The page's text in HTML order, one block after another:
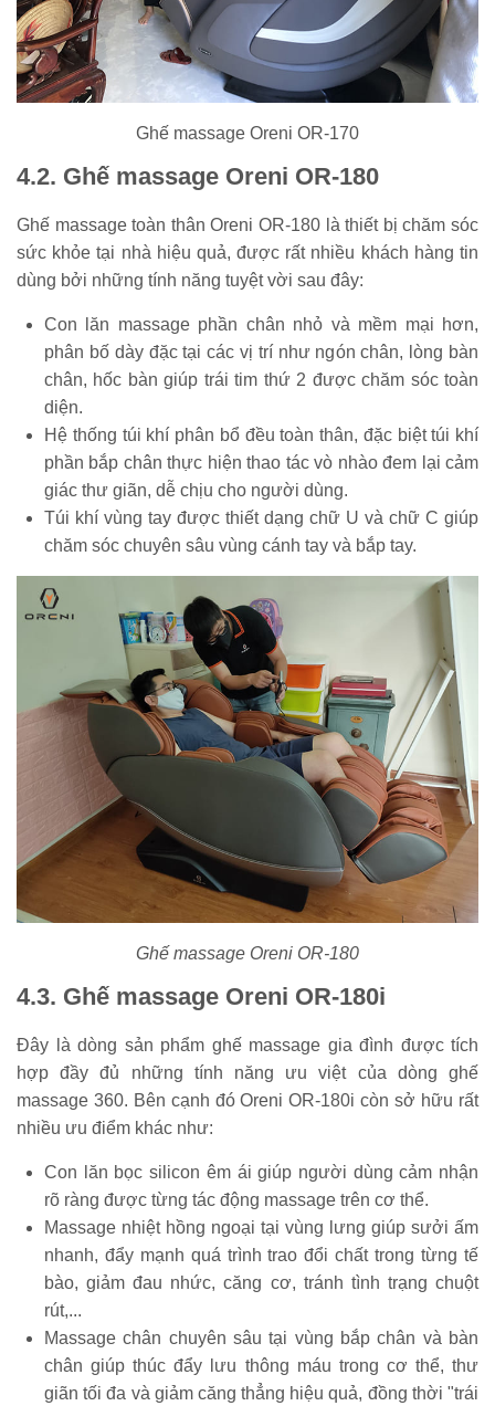
Ghế massage Oreni OR-170
4.2. Ghế massage Oreni OR-180
Ghế massage toàn thân Oreni OR-180 là thiết bị chăm sóc
sức khỏe tại nhà hiệu quả, được rất nhiều khách hàng tin
dùng bởi những tính năng tuyệt vời sau đây:
Con lăn massage phần chân nhỏ và mềm mại hơn,
phân bố dày đặc tại các vị trí như ngón chân, lòng bàn
chân, hốc bàn giúp trái tim thứ 2 được chăm sóc toàn
diện.
Hệ thống túi khí phân bổ đều toàn thân, đặc biệt túi khí
phần bắp chân thực hiện thao tác vò nhào đem lại cảm
giác thư giãn, dễ chịu cho người dùng.
Túi khí vùng tay được thiết dạng chữ U và chữ C giúp
chăm sóc chuyên sâu vùng cánh tay và bắp tay.
Ghế massage Oreni OR-180
4.3. Ghế massage Oreni OR-180i
Đây là dòng sản phẩm ghế massage gia đình được tích
hợp đầy đủ những tính năng ưu việt của dòng ghế
massage 360. Bên cạnh đó Oreni OR-180i còn sở hữu rất
nhiều ưu điểm khác như:
Con lăn bọc silicon êm ái giúp người dùng cảm nhận
rõ ràng được từng tác động massage trên cơ thể.
Massage nhiệt hồng ngoại tại vùng lưng giúp sưởi ấm
nhanh, đẩy mạnh quá trình trao đổi chất trong từng tế
bào, giảm đau nhức, căng cơ, tránh tình trạng chuột
rút,...
Massage chân chuyên sâu tại vùng bắp chân và bàn
chân giúp thúc đẩy lưu thông máu trong cơ thể, thư
giãn tối đa và giảm căng thẳng hiệu quả, đồng thời "trái